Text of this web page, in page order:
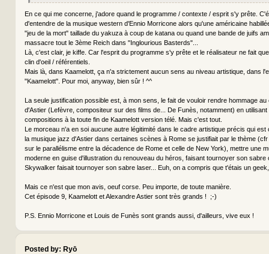
En ce qui me concerne, j'adore quand le programme / contexte / esprit s'y prête.
d'entendre de la musique western d'Ennio Morricone alors qu'une américaine
"jeu de la mort" taillade du yakuza à coup de katana ou quand une bande de juifs
massacre tout le 3ème Reich dans "Inglourious Basterds"...
Là, c'est clair, je kiffe. Car l'esprit du programme s'y prête et le réalisateur ne fait
clin d'oeil / référentiels.
Mais là, dans Kaamelott, ça n'a strictement aucun sens au niveau artistique, dans
"Kaamelott". Pour moi, anyway, bien sûr ! ^^
La seule justification possible est, à mon sens, le fait de vouloir rendre hommage
d'Astier (Lefèvre, compositeur sur des films de... De Funès, notamment) en utilisant
compositions à la toute fin de Kaamelott version télé. Mais c'est tout.
Le morceau n'a en soi aucune autre légitimité dans le cadre artistique précis qui est
la musique jazz d'Astier dans certaines scènes à Rome se justifiait par le thème
sur le parallélisme entre la décadence de Rome et celle de New York), mettre une
moderne en guise d'illustration du renouveau du héros, faisant tournoyer son sabre
Skywalker faisait tournoyer son sabre laser... Euh, on a compris que t'étais un
Mais ce n'est que mon avis, oeuf corse. Peu importe, de toute manière.
Cet épisode 9, Kaamelott et Alexandre Astier sont très grands ! ;-)
P.S. Ennio Morricone et Louis de Funès sont grands aussi, d'ailleurs, vive eux !
Posted by: Ryō